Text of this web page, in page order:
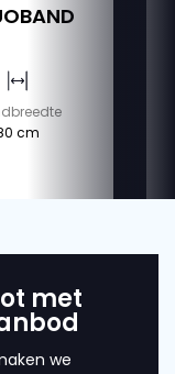
cm
met
we